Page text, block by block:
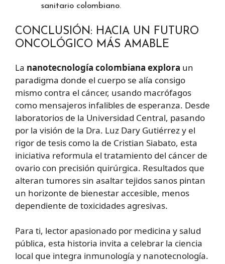
sanitario colombiano.
CONCLUSIÓN: HACIA UN FUTURO
ONCOLÓGICO MÁS AMABLE
La nanotecnología colombiana explora un
paradigma donde el cuerpo se alía consigo
mismo contra el cáncer, usando macrófagos
como mensajeros infalibles de esperanza. Desde
laboratorios de la Universidad Central, pasando
por la visión de la Dra. Luz Dary Gutiérrez y el
rigor de tesis como la de Cristian Siabato, esta
iniciativa reformula el tratamiento del cáncer de
ovario con precisión quirúrgica. Resultados que
alteran tumores sin asaltar tejidos sanos pintan
un horizonte de bienestar accesible, menos
dependiente de toxicidades agresivas.
Para ti, lector apasionado por medicina y salud
pública, esta historia invita a celebrar la ciencia
local que integra inmunología y nanotecnología.